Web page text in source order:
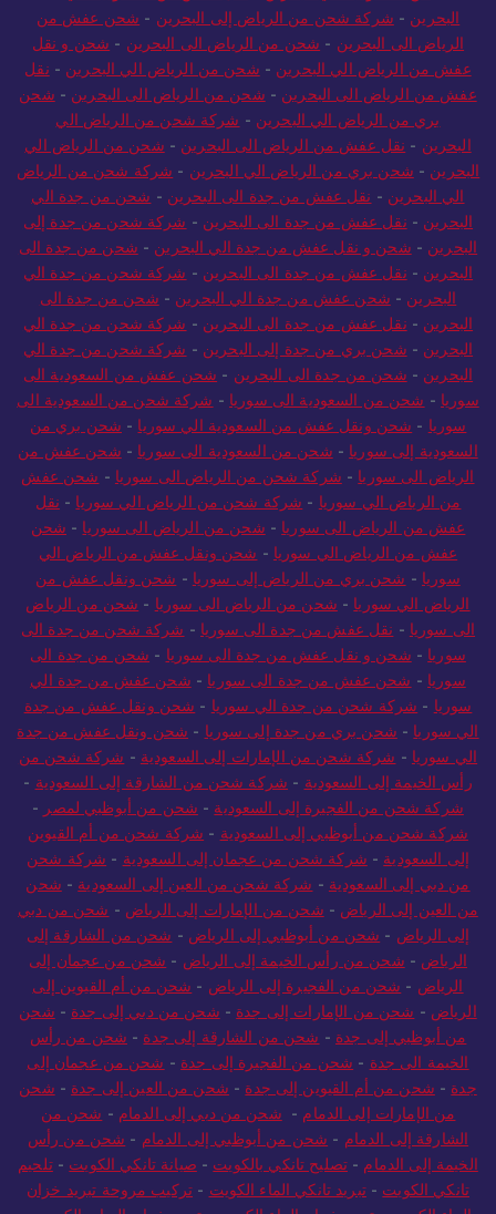
البحرين - شركة شحن من الرياض إلى البحرين - شحن عفش من
الرياض الى البحرين - شحن من الرياض الى البحرين - شحن و نقل
عفش من الرياض الي البحرين - شحن من الرياض الي البحرين - نقل
عفش من الرياض الى البحرين - شحن من الرياض الى البحرين - شحن
بري من الرياض الي البحرين - شركة شحن من الرياض الي
البحرين - نقل عفش من الرياض الى البحرين - شحن من الرياض الي
البحرين - شحن بري من الرياض الي البحرين - شركة شحن من الرياض
الي البحرين - نقل عفش من جدة الى البحرين - شحن من جدة الي
البحرين - نقل عفش من جدة الى البحرين - شركة شحن من جدة إلى
البحرين - شحن و نقل عفش من جدة الي البحرين - شحن من جدة الى
البحرين - نقل عفش من جدة الى البحرين - شركة شحن من جدة الي
البحرين - شحن عفش من جدة الي البحرين - شحن من جدة الى
البحرين - نقل عفش من جدة الى البحرين - شركة شحن من جدة الي
البحرين - شحن بري من جدة إلى البحرين - شركة شحن من جدة الي
البحرين - شحن من جدة الى البحرين - شحن عفش من السعودية الى
سوريا - شحن من السعودية الى سوريا - شركة شحن من السعودية الى
سوريا - شحن ونقل عفش من السعودية الي سوريا - شحن بري من
السعودية إلى سوريا - شحن من السعودية الى سوريا - شحن عفش من
الرياض الى سوريا - شركة شحن من الرياض الى سوريا - شحن عفش
من الرياض الي سوريا - شركة شحن من الرياض الي سوريا - نقل
عفش من الرياض الى سوريا - شحن من الرياض الى سوريا - شحن
عفش من الرياض الي سوريا - شحن ونقل عفش من الرياض الي
سوريا - شحن بري من الرياض إلى سوريا - شحن ونقل عفش من
الرياض الي سوريا - شحن من الرياض الى سوريا - شحن من الرياض
الى سوريا - نقل عفش من جدة الى سوريا - شركة شحن من جدة الى
سوريا - شحن و نقل عفش من جدة الى سوريا - شحن من جدة الى
سوريا - شحن عفش من جدة الى سوريا - شحن عفش من جدة الي
سوريا - شركة شحن من جدة الي سوريا - شحن ونقل عفش من جدة
الي سوريا - شحن بري من جدة إلى سوريا - شحن ونقل عفش من جدة
الي سوريا - شركة شحن من الإمارات إلى السعودية - شركة شحن من
رأس الخيمة إلى السعودية - شركة شحن من الشارقة إلى السعودية -
شركة شحن من الفجيرة إلى السعودية - شحن من أبوظبي لمصر -
شركة شحن من أبوظبي إلى السعودية - شركة شحن من أم القيوين
إلى السعودية - شركة شحن من عجمان إلى السعودية - شركة شحن
من دبي إلى السعودية - شركة شحن من العين إلى السعودية - شحن
من العين إلى الرياض - شحن من الإمارات إلى الرياض - شحن من دبي
إلى الرياض - شحن من أبوظبي إلى الرياض - شحن من الشارقة إلى
الرياض - شحن من رأس الخيمة إلى الرياض - شحن من عجمان إلى
الرياض - شحن من الفجيرة إلى الرياض - شحن من أم القيوين إلى
الرياض - شحن من الإمارات إلى جدة - شحن من دبي إلى جدة - شحن
من أبوظبي إلى جدة - شحن من الشارقة إلى جدة - شحن من رأس
الخيمة الى جدة - شحن من الفجيرة إلى جدة - شحن من عجمان إلى
جدة - شحن من أم القيوين إلى جدة - شحن من العين إلى جدة - شحن
من الإمارات إلى الدمام - شحن من دبي إلى الدمام - شحن من
الشارقة إلى الدمام - شحن من أبوظبي إلى الدمام - شحن من رأس
الخيمة إلى الدمام -تصليح تانكي بالكويت - صيانة تانكي الكويت -تلحيم
تانكي الكويت -تبريد تانكي الماء الكويت - تركيب مروحة تبريد خزان